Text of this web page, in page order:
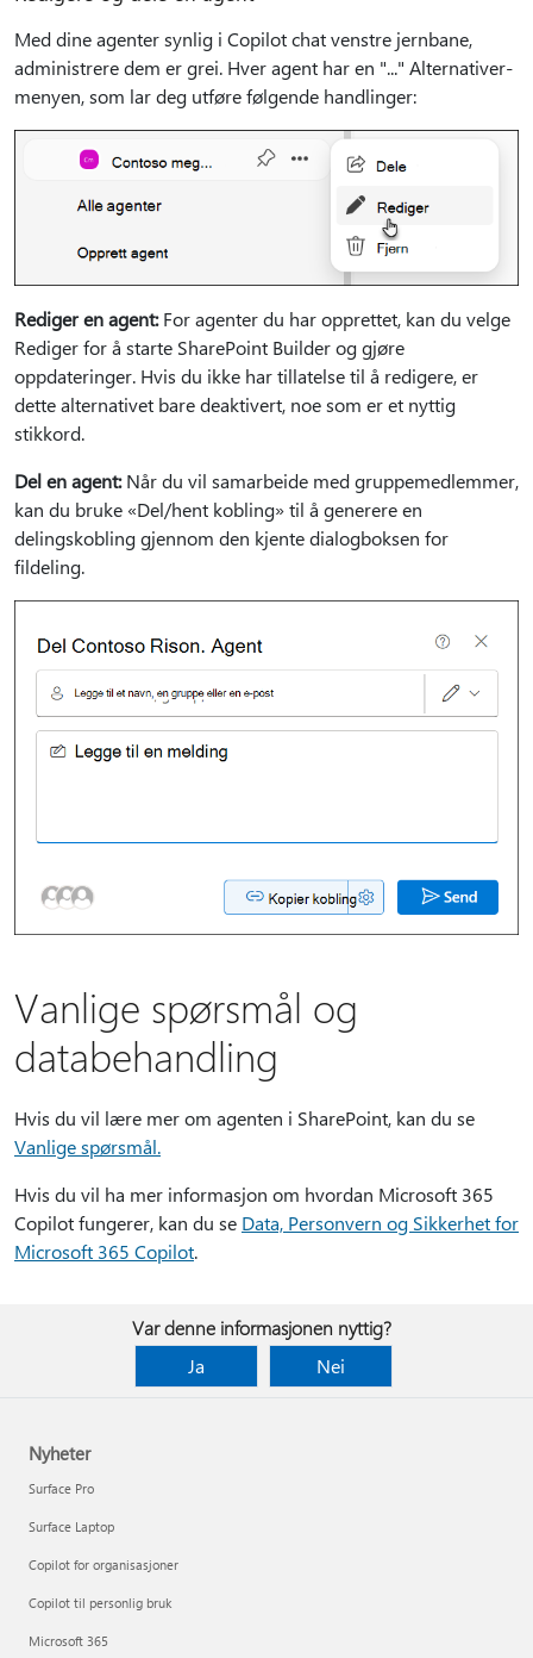
Med dine agenter synlig i Copilot chat venstre jernbane,
administrere dem er grei. Hver agent har en "..." Alternativer-
menyen, som lar deg utføre følgende handlinger:
Rediger en agent:For agenter du har opprettet, kan du velge
Rediger for å starte SharePoint Builder og gjøre
oppdateringer. Hvis du ikke har tillatelse til å redigere, er
dette alternativet bare deaktivert, noe som er et nyttig
stikkord.
Del en agent:Når du vil samarbeide med gruppemedlemmer,
kan du bruke «Del/hent kobling» til å generere en
delingskobling gjennom den kjente dialogboksen for
fildeling.
Vanlige spørsmål og
databehandling
Hvis du vil lære mer om agenten i SharePoint, kan du se
Vanlige spørsmål.
Hvis du vil ha mer informasjon om hvordan Microsoft 365
Copilot fungerer, kan du se Data, Personvern og Sikkerhet for
Microsoft 365 Copilot.
Var denne informasjonen nyttig?
Ja
Nei
Nyheter
Surface Pro
Surface Laptop
Copilot for organisasjoner
Copilot til personlig bruk
Microsoft 365